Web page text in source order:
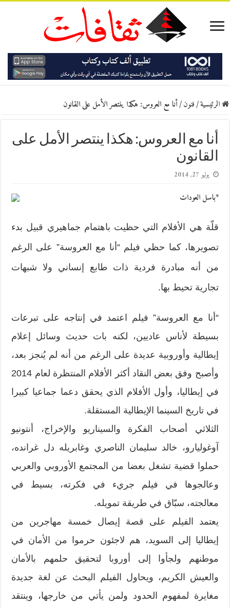
الرئيسية/فنون/أنا مع العروس: هكذا ينتصر الأمل على القانون
أنا مع العروس: هكذا ينتصر الأمل على
القانون
يوليو 27, 2014
*باسل العودات
قلّة هي الأفلام التي حظيت باهتمام جماهيري قبيل بدء
تصويرها، كما حظي فيلم “أنا مع العروسة” على الرغم
من أنه مبادرة فردية ذات طابع إنساني ولا شبهات
تجارية تحيط بها.
“أنا مع العروسة” فيلم اعتمد في إنتاجه على تبرعات
بسيطة لأناس عاديين، لكنه بات حديث وسائل إعلام
إيطالية وأوروبية عديدة على الرغم من أنه لم يُنجز بعد،
وأصبح وفق بعض النقاد أكثر الأفلام المنتظرة لعام 2014
في إيطاليا، وأول الأفلام الذي يحقق دعما جماعيا كبيرا
في تاريخ السينما الإيطالية المستقلة.
الثلاثي أصحاب الفكرة والسيناريو والإخراج، أنتونيو
آوغوليارو، خالد سليمان الناصري وغابريله دل غرانده،
حملوا قضية تشغل بعضا من المجتمع الأوروبي والعربي
وعالجوها في فيلم جريء في فكرته، بسيط في
معالجته، سبّاق في طريقة تمويله.
يعتمد الفيلم على قصة إيصال خمسة مهاجرين من
إيطاليا إلى السويد، هم لاجئون حرموا من الأمان في
موطنهم ولجأوا إلى أوروبا لتحقيق حلمهم بالأمان
والعيش الكريم، ويحاول الفيلم البحث عن لغة جديدة
مغايرة لمفهوم الحدود ولمن يأتي من خارجها، وينتقد